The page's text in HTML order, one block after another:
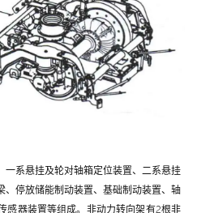
一系悬挂及轮对轴箱定位装置、二系悬挂
、停放储能制动装置、基础制动装置、轴
感器装置等组成。非动力转向架有2根非